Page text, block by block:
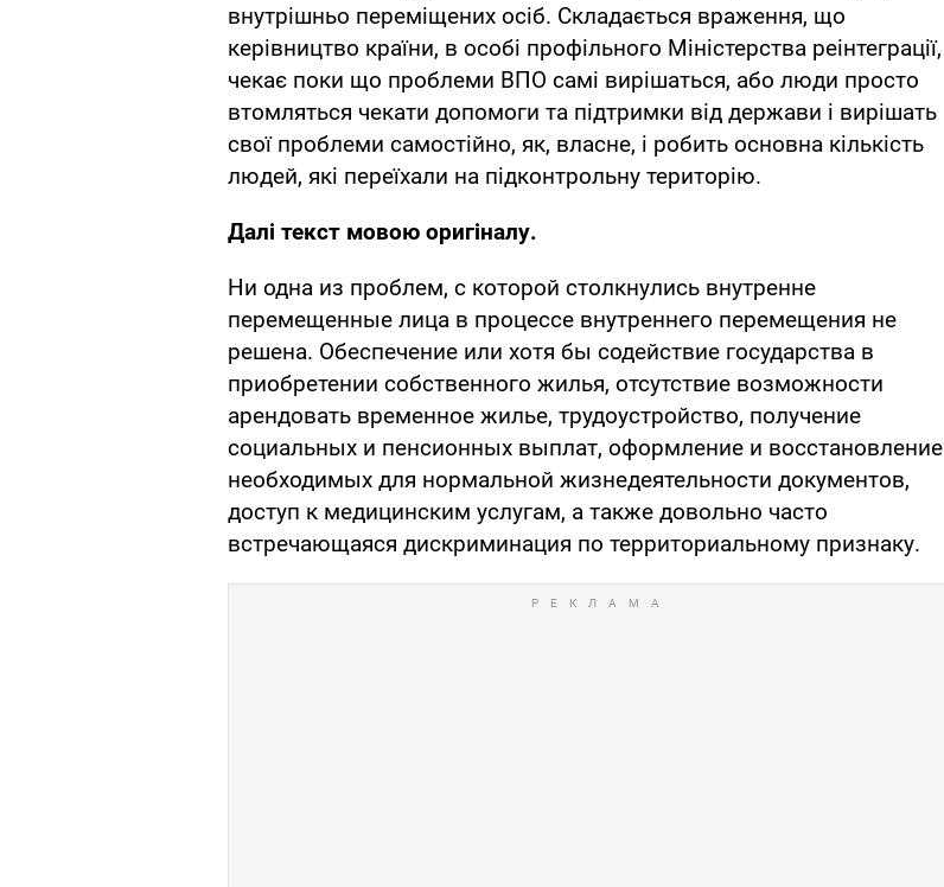
внутрішньо переміщених осіб. Складається враження, що
керівництво країни, в особі профільного Міністерства реінтеграції,
чекає поки що проблеми ВПО самі вирішаться, або люди просто
втомляться чекати допомоги та підтримки від держави і вирішать
свої проблеми самостійно, як, власне, і робить основна кількість
людей, які переїхали на підконтрольну територію.
Далі текст мовою оригіналу.
Ни одна из проблем, с которой столкнулись внутренне
перемещенные лица в процессе внутреннего перемещения не
решена. Обеспечение или хотя бы содействие государства в
приобретении собственного жилья, отсутствие возможности
арендовать временное жилье, трудоустройство, получение
социальных и пенсионных выплат, оформление и восстановление
необходимых для нормальной жизнедеятельности документов,
доступ к медицинским услугам, а также довольно часто
встречающаяся дискриминация по территориальному признаку.